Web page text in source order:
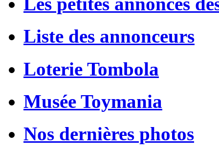
Liste des annonceurs
Loterie Tombola
Musée Toymania
Nos dernières photos